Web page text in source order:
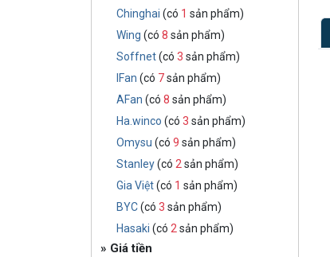
Chinghai (có 1 sản phẩm)
Wing (có 8 sản phẩm)
Soffnet(có 3 sản phẩm)
IFan (có 7sản phẩm)
AFan (có 8 sản phẩm)
Ha.winco (có 3 sản phẩm)
Omysu (có 9 sản phẩm)
Stanley(có 2 sản phẩm)
Gia Việt(có 1 sản phẩm)
BYC(có 3 sản phẩm)
Hasaki (có 2 sản phẩm)
» Giá tiền